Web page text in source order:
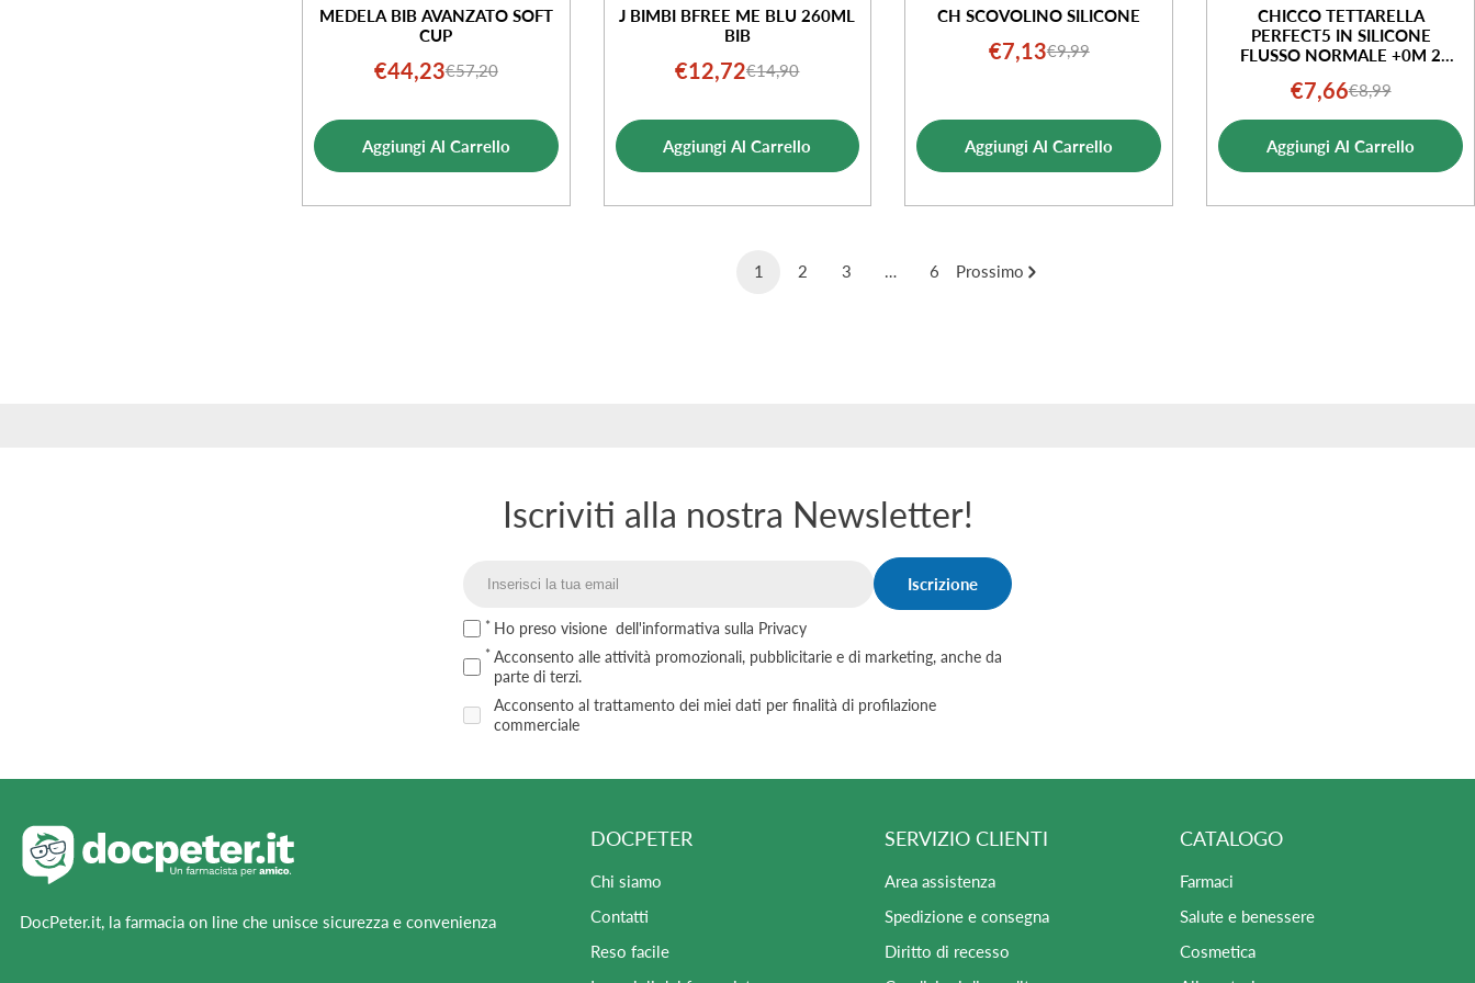
MEDELA BIB AVANZATO SOFT
CUP
Prezzo
vendita
€44,23Prezzo
€57,20
Aggiungi Al Carrello
J BIMBI BFREE ME BLU 260ML
BIB
Prezzo
vendita
€12,72Prezzo
€14,90
Aggiungi Al Carrello
CH SCOVOLINO SILICONE
Prezzo
vendita
€7,13Prezzo
€9,99
Aggiungi Al Carrello
CHICCO TETTARELLA
PERFECT5 IN SILICONE
FLUSSO NORMALE +0M 2
Prezzo
di
vendita
€7,66Prezzo
normale
€8,99
Aggiungi Al Carrello
1 2 3 … 6 Prossimo
Iscriviti alla nostra Newsletter!
Iscrizione
Ho preso visione dell'informativa sulla Privacy
Acconsento alle attività promozionali, pubblicitarie e di marketing, anche da
parte di terzi.
Acconsento al trattamento dei miei dati per finalità di profilazione
commerciale
DocPeter.it, la farmacia on line che unisce sicurezza e convenienza
DOCPETER
Chi siamo
Contatti
Reso facile
SERVIZIO CLIENTI
Area assistenza
Spedizione e consegna
Diritto di recesso
CATALOGO
Farmaci
Salute e benessere
Cosmetica